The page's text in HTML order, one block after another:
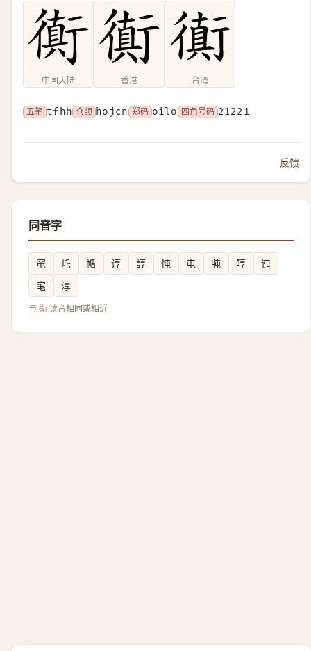
中国大陆 香港 台湾
五笔 tfhh 仓颉 hojcn 郑码 oilo 四角号码 21221
反馈
同音字
窀 圫 㡒 谆 諄 忳 屯 肫 啍
迍
宒
淳
与 衠 读音相同或相近